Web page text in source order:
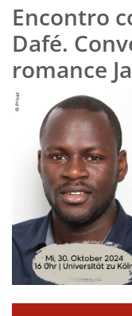
Encontro
Dafé.
romance